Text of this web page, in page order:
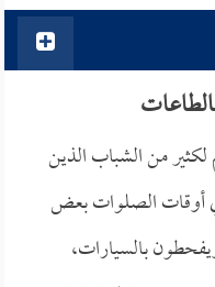
من الشباب الذين
أوقات الصلوات بعض
بالسيارات،